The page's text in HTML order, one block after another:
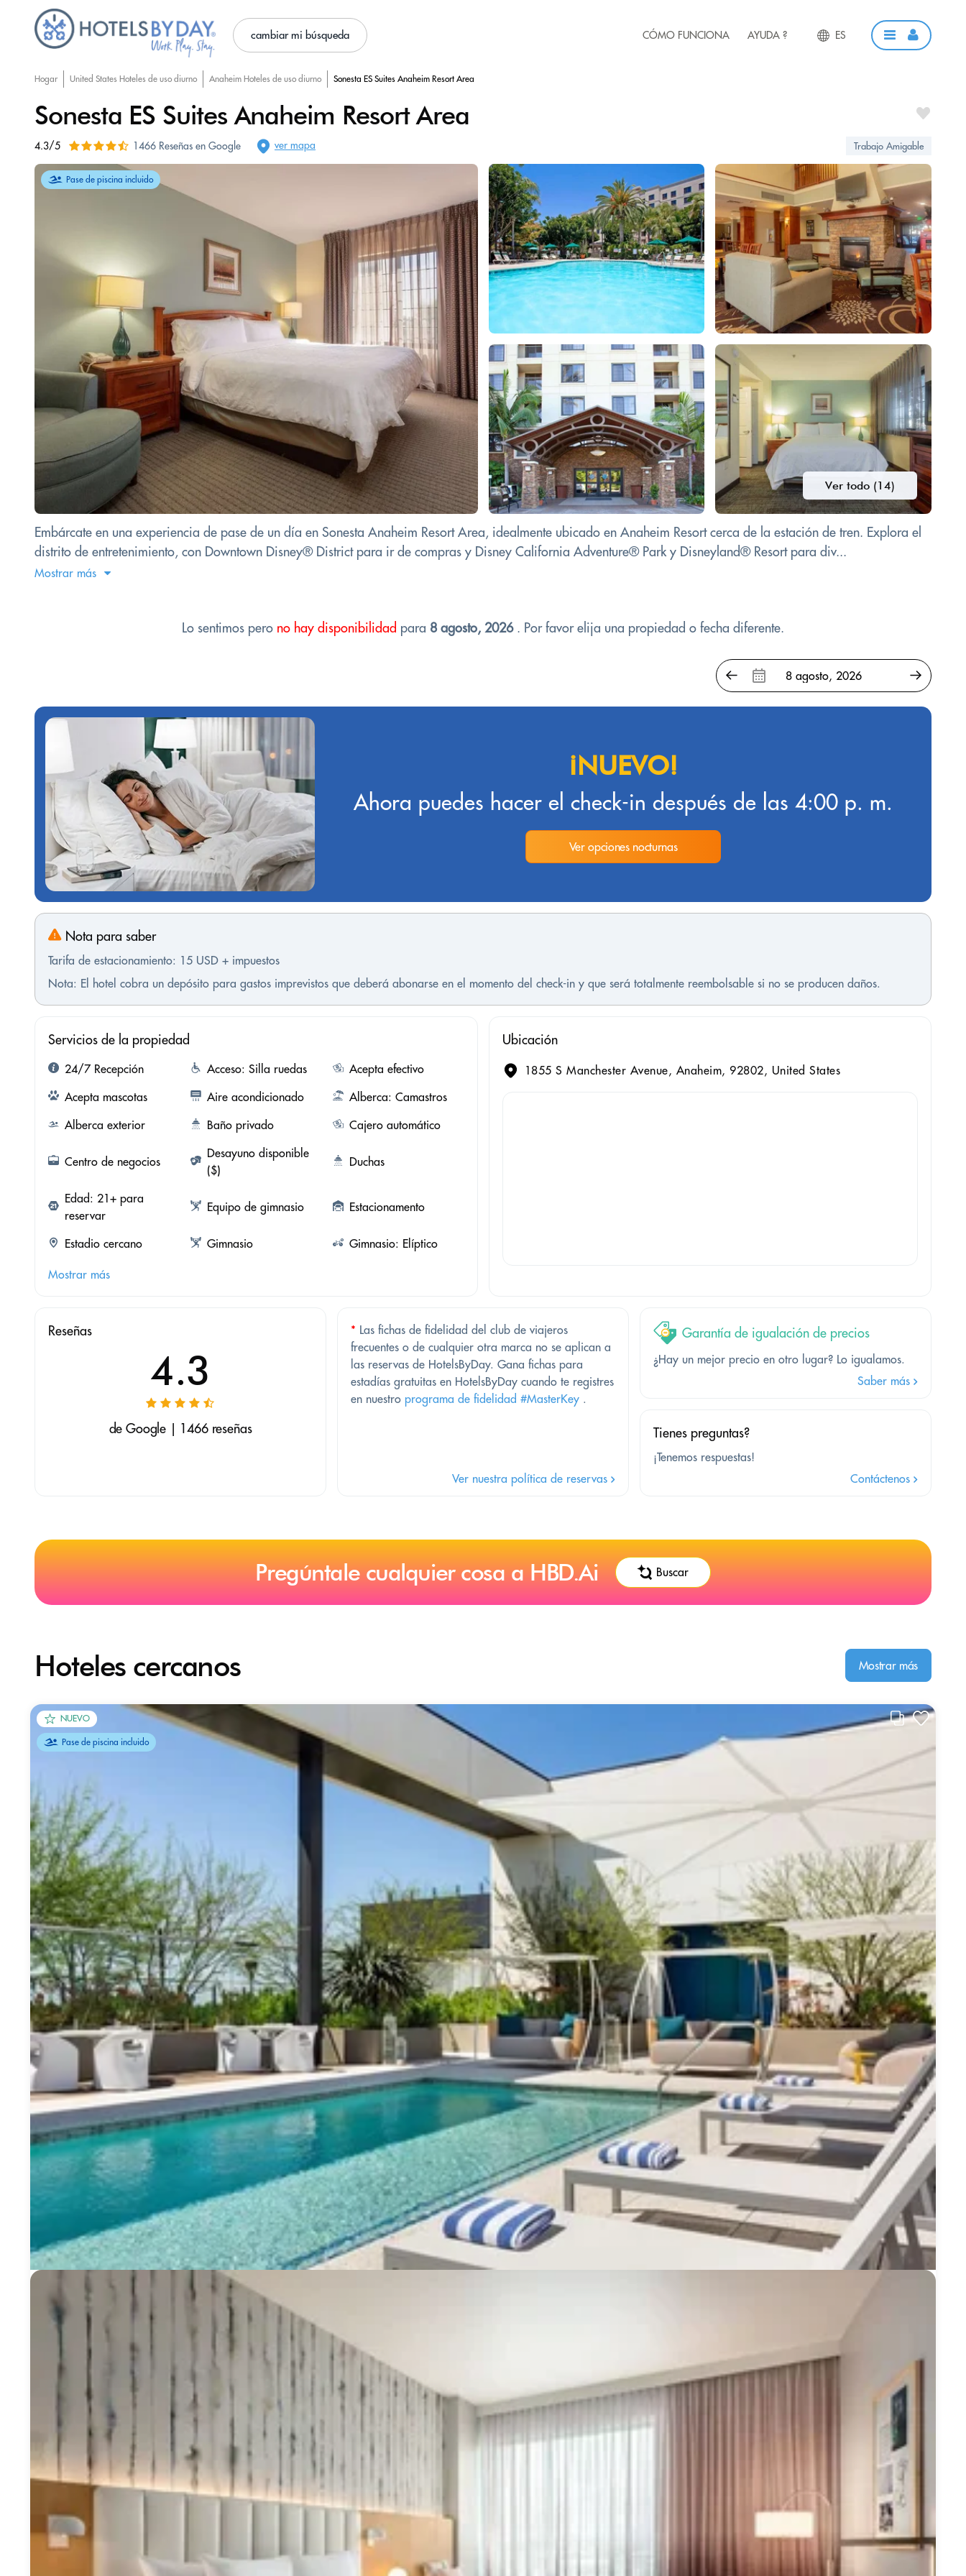
cambiar mi búsqueda CÓMO FUNCIONA AYUDA ? ES
Hogar United States Hoteles de uso diurno Anaheim Hoteles de uso diurno Sonesta ES Suites Anaheim Resort Area
Sonesta ES Suites Anaheim Resort Area
4.3/5 1466 Reseñas en Google ver mapa Trabajo Amigable
Ver todo (14)
Pase de piscina incluido
Embárcate en una experiencia de pase de un día en Sonesta Anaheim Resort Area, idealmente ubicado en Anaheim Resort cerca de la estación de tren. Explora el
distrito de entretenimiento, con Downtown Disney® District para ir de compras y Disney California Adventure® Park y Disneyland® Resort para div...
Mostrar más
Lo sentimos pero no hay disponibilidad para 8 agosto, 2026. Por favor elija una propiedad o fecha diferente.
¡NUEVO!
Ahora puedes hacer el check-in después de las 4:00 p. m.
Ver opciones nocturnas
Nota para saber
Tarifa de estacionamiento: 15 USD + impuestos
Nota: El hotel cobra un depósito para gastos imprevistos que deberá abonarse en el momento del check-in y que será totalmente reembolsable si no se producen daños.
Servicios de la propiedad
24/7 Recepción Acceso: Silla ruedas
Acepta efectivo
Acepta mascotas
Aire acondicionado
Alberca: Camastros
Alberca exterior
Baño privado Cajero automático
Centro de negocios
Desayuno disponible
($)
Duchas
Edad: 21+ para
reservar
Equipo de gimnasio Estacionamento
Estadio cercano Gimnasio Gimnasio: Elíptico
Mostrar más
Ubicación
1855 S Manchester Avenue, Anaheim, 92802, United States
Reseñas
4.3
de Google | 1466 reseñas
* Las fichas de fidelidad del club de viajeros
frecuentes o de cualquier otra marca no se aplican a
las reservas de HotelsByDay. Gana fichas para
estadías gratuitas en HotelsByDay cuando te registres
en nuestro programa de fidelidad #MasterKey .
Ver nuestra política de reservas
Garantía de igualación de precios
¿Hay un mejor precio en otro lugar? Lo igualamos.
Saber más
Tienes preguntas?
¡Tenemos respuestas!
Contáctenos
Pregúntale cualquier cosa a HBD.Ai Buscar
Hoteles cercanos Mostrar más
NUEVO
Pase de piscina incluido